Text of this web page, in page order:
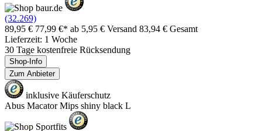
(32.269)
89,95 € 77,99 €* ab 5,95 € Versand 83,94 € Gesamt
Lieferzeit: 1 Woche
30 Tage kostenfreie Rücksendung
Shop-Info
Zum Anbieter
inklusive Käuferschutz
Abus Macator Mips shiny black L